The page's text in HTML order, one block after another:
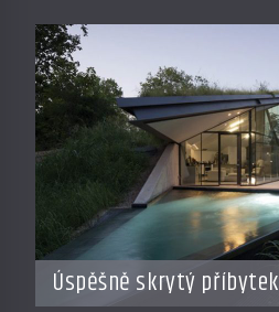
Úspěšně skrytý příbytek